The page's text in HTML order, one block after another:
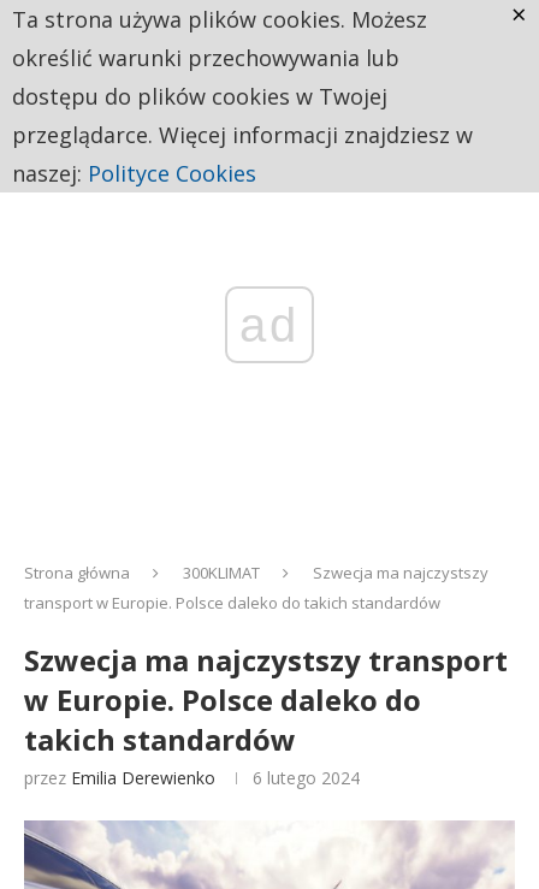
ad
Strona główna 300KLIMAT
Szwecja ma najczystszy
transport w Europie. Polsce daleko do takich standardów
Szwecja ma najczystszy transport
w Europie. Polsce daleko do
takich standardów
przez Emilia Derewienko 6 lutego 2024
Ta strona używa plików cookies. Możesz
określić warunki przechowywania lub
dostępu do plików cookies w Twojej
przeglądarce. Więcej informacji znajdziesz w
naszej: Polityce Cookies
×